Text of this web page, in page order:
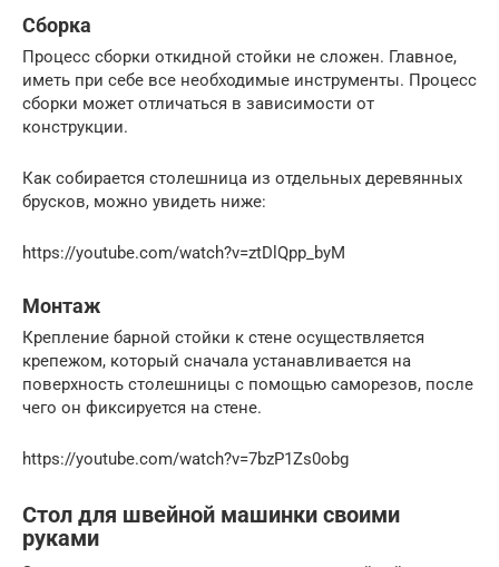
Сборка
Процесс сборки откидной стойки не сложен. Главное,
иметь при себе все необходимые инструменты. Процесс
сборки может отличаться в зависимости от
конструкции.
Как собирается столешница из отдельных деревянных
брусков, можно увидеть ниже:
https://youtube.com/watch?v=ztDlQpp_byM
Монтаж
Крепление барной стойки к стене осуществляется
крепежом, который сначала устанавливается на
поверхность столешницы с помощью саморезов, после
чего он фиксируется на стене.
https://youtube.com/watch?v=7bzP1Zs0obg
Стол для швейной машинки своими
руками